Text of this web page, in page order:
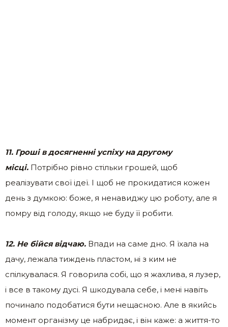
11. Гроші в досягненні успіху на другому
місці. Потрібно рівно стільки грошей, щоб
реалізувати свої ідеї. І щоб не прокидатися кожен
день з думкою: боже, я ненавиджу цю роботу, але я
помру від голоду, якщо не буду її робити.
12. Не бійся відчаю. Впади на саме дно. Я їхала на
дачу, лежала тиждень пластом, ні з ким не
спілкувалася. Я говорила собі, що я жахлива, я лузер,
і все в такому дусі. Я шкодувала себе, і мені навіть
починало подобатися бути нещасною. Але в якийсь
момент організму це набридає, і він каже: а життя-то